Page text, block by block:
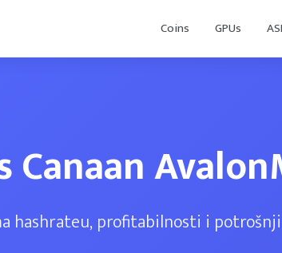
Coins GPUs
Canaan
hashrateu, profitabilnosti i